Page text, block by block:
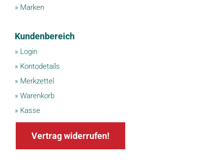
» Marken
Kundenbereich
» Login
» Kontodetails
» Merkzettel
» Warenkorb
» Kasse
Vertrag widerrufen!